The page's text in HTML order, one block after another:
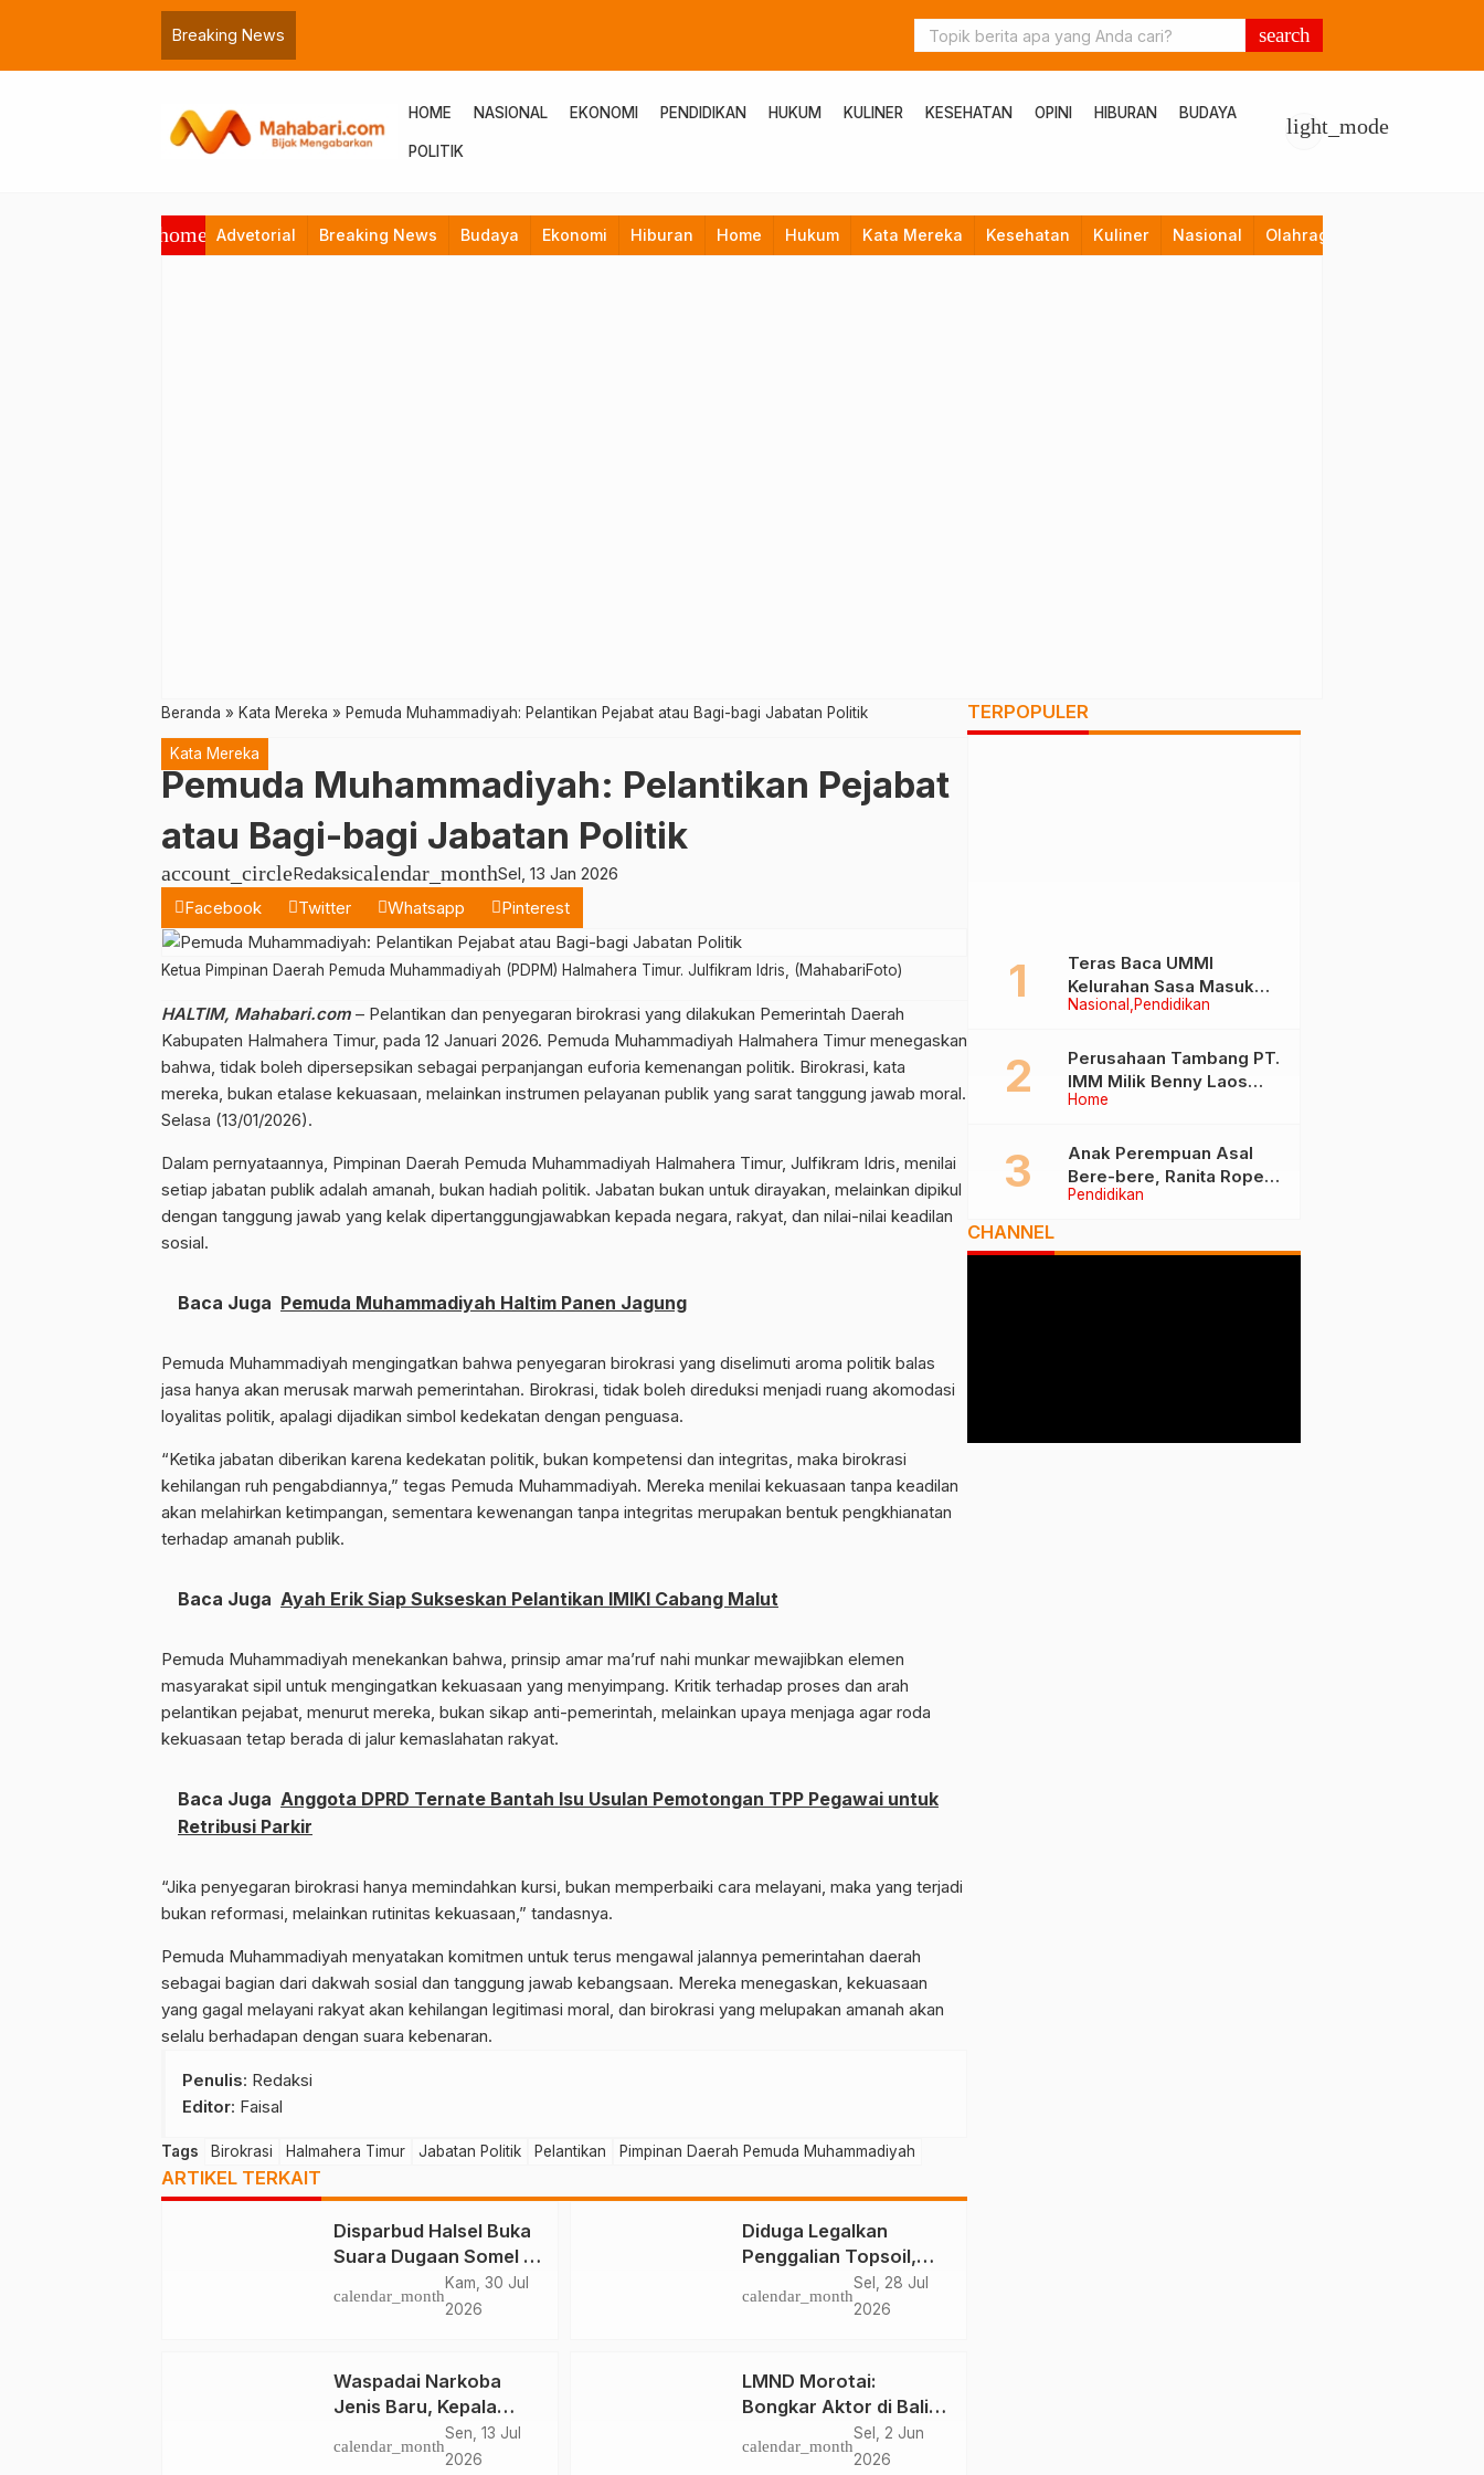
Breaking News search
HOME NASIONAL EKONOMI PENDIDIKAN HUKUM KULINER KESEHATAN OPINI HIBURAN BUDAYA
POLITIK
light_mode
home Advetorial Breaking News Budaya Ekonomi Hiburan Home Hukum Kata Mereka Kesehatan Kuliner Nasional Olahraga
Beranda » Kata Mereka » Pemuda Muhammadiyah: Pelantikan Pejabat atau Bagi-bagi Jabatan Politik
Kata Mereka
Pemuda Muhammadiyah: Pelantikan Pejabat
atau Bagi-bagi Jabatan Politik
account_circleRedaksicalendar_monthSel, 13 Jan 2026
Facebook
Twitter Whatsapp Pinterest
Ketua Pimpinan Daerah Pemuda Muhammadiyah (PDPM) Halmahera Timur. Julfikram Idris, (MahabariFoto)
HALTIM, Mahabari.com – Pelantikan dan penyegaran birokrasi yang dilakukan Pemerintah Daerah
Kabupaten Halmahera Timur, pada 12 Januari 2026. Pemuda Muhammadiyah Halmahera Timur menegaskan
bahwa, tidak boleh dipersepsikan sebagai perpanjangan euforia kemenangan politik. Birokrasi, kata
mereka, bukan etalase kekuasaan, melainkan instrumen pelayanan publik yang sarat tanggung jawab moral.
Selasa (13/01/2026).
Dalam pernyataannya, Pimpinan Daerah Pemuda Muhammadiyah Halmahera Timur, Julfikram Idris, menilai
setiap jabatan publik adalah amanah, bukan hadiah politik. Jabatan bukan untuk dirayakan, melainkan dipikul
dengan tanggung jawab yang kelak dipertanggungjawabkan kepada negara, rakyat, dan nilai-nilai keadilan
sosial.
Baca Juga Pemuda Muhammadiyah Haltim Panen Jagung
Pemuda Muhammadiyah mengingatkan bahwa penyegaran birokrasi yang diselimuti aroma politik balas
jasa hanya akan merusak marwah pemerintahan. Birokrasi, tidak boleh direduksi menjadi ruang akomodasi
loyalitas politik, apalagi dijadikan simbol kedekatan dengan penguasa.
“Ketika jabatan diberikan karena kedekatan politik, bukan kompetensi dan integritas, maka birokrasi
kehilangan ruh pengabdiannya,” tegas Pemuda Muhammadiyah. Mereka menilai kekuasaan tanpa keadilan
akan melahirkan ketimpangan, sementara kewenangan tanpa integritas merupakan bentuk pengkhianatan
terhadap amanah publik.
Baca Juga Ayah Erik Siap Sukseskan Pelantikan IMIKI Cabang Malut
Pemuda Muhammadiyah menekankan bahwa, prinsip amar ma’ruf nahi munkar mewajibkan elemen
masyarakat sipil untuk mengingatkan kekuasaan yang menyimpang. Kritik terhadap proses dan arah
pelantikan pejabat, menurut mereka, bukan sikap anti-pemerintah, melainkan upaya menjaga agar roda
kekuasaan tetap berada di jalur kemaslahatan rakyat.
Baca Juga Anggota DPRD Ternate Bantah Isu Usulan Pemotongan TPP Pegawai untuk
Retribusi Parkir
“Jika penyegaran birokrasi hanya memindahkan kursi, bukan memperbaiki cara melayani, maka yang terjadi
bukan reformasi, melainkan rutinitas kekuasaan,” tandasnya.
Pemuda Muhammadiyah menyatakan komitmen untuk terus mengawal jalannya pemerintahan daerah
sebagai bagian dari dakwah sosial dan tanggung jawab kebangsaan. Mereka menegaskan, kekuasaan
yang gagal melayani rakyat akan kehilangan legitimasi moral, dan birokrasi yang melupakan amanah akan
selalu berhadapan dengan suara kebenaran.
Penulis: Redaksi
Editor: Faisal
Tags Birokrasi Halmahera Timur Jabatan Politik Pelantikan Pimpinan Daerah Pemuda Muhammadiyah
ARTIKEL TERKAIT
Disparbud Halsel Buka
Suara Dugaan Somel di
Kusu Island Resort
calendar_month
Kam, 30 Jul
2026
Diduga Legalkan
Penggalian Topsoil,
DLH-KPH Disorot
calendar_month
Sel, 28 Jul
2026
Waspadai Narkoba
Jenis Baru, Kepala
BNNP Malut Bekali
Capaska Ternate
calendar_month
Sen, 13 Jul
2026
LMND Morotai:
Bongkar Aktor di Balik
Dugaan Dana Umrah
dan Yerusalem Rp1,5 M
calendar_month
Sel, 2 Jun
2026
TERPOPULER
Nasional Pendidikan
Teras Baca UMMI
Kelurahan Sasa Masuk
Tiga Besar Nasional, Tim
Ternate
Home
Perusahaan Tambang PT.
IMM Milik Benny Laos
Diduga Tak Miliki Izin HPH
Pendidikan
Anak Perempuan Asal
Bere-bere, Ranita Rope
Dikukuhkan Sebagai Guru
CHANNEL